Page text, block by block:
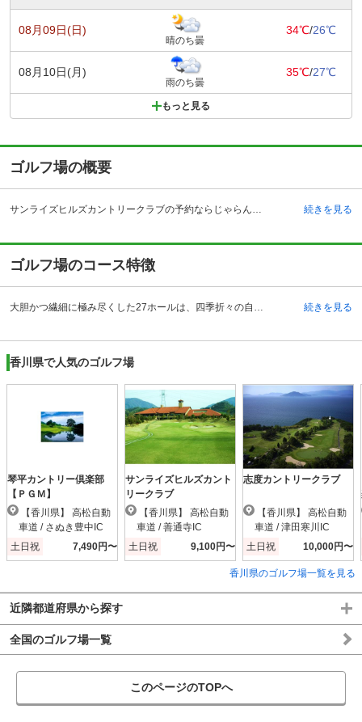
08月09日(日)
晴のち曇
34℃/26℃
08月10日(月)
雨のち曇
35℃/27℃
もっと見る
ゴルフ場の概要
サンライズヒルズカントリークラブの予約ならじゃらんゴルフ。カートの有無や利用税、キャンセル料、ナイター設備、駐車場などのコース情報はもちろん、口コミ、フォトギャラリーなどコースの難易度や攻略に役立つ情報充実、予約する度にポイントが貯まるのでお得にゴルフをお楽しみ頂けます。 香川県と徳島県の境に位置する雄大な阿讃山脈を望む恵まれた丘陵に位置するサンライズヒルズカントリークラブは、高松市内から車で約50分、徳島市内から車で約70分、高松空港から車で約30分と様々な場所からアクセスができます。特に高松空港から車で約30分という立地は魅力的で、飛行機を利用し首都圏からのアクセスも便利です。コースは、池、滝、谷越えと個性豊かでダイナミックなゴルフシーンを生む3コース27ホールと雄大です。クラブハウス内は広々としており、レストラン、ショップ、ゲストルーム、コンペルームなどに加え、浴場にはサウナ、ジャグジーも完備されています。女性専用の脱衣所にはゆったりとした化粧台も用意され、ゴルフ後のひと時も優雅で快適に過ごせます。 続きを見る
ゴルフ場のコース特徴
大胆かつ繊細に極み尽くした27ホールは、四季折々の自然が楽しめる雄大さが魅力です。東・中・西に各９ホールあり、東は豪快なショットの楽しめるホールと、緻密さを要求されるホールが交錯します。中は用地の一番高い所にレイアウトされており、8番ホールは遠くに金毘羅山、瀬戸内海を望める絶景ショートホールです。谷からの吹き上げでティーグランウンドとグリーン付近の風向きが異なる場合が多いので、ピンフラッグの旗向きを読んでからのショットすることが求められます。西は池の絡むホールが３つあり、プレッシャーもかかるコース設計ですが、プレー後の達成感と充実感が何度でも挑戦したくなる様な、プレーヤーの戦略性が試される作りになっています。 続きを見る
香川県で人気のゴルフ場
琴平カントリー倶楽部
【ＰＧＭ】
車道 / さぬき豊中IC
土日祝
7,490円〜
サンライズヒルズカント
リークラブ
車道 / 善通寺IC
土日祝
9,100円〜
志度カントリークラブ
車道 / 津田寒川IC
土日祝
10,000円〜
香川県のゴルフ場一覧を見る
近隣都道府県から探す
全国のゴルフ場一覧
このページのTOPへ